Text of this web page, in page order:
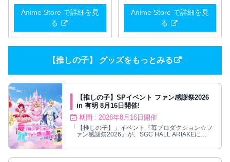
Anime Store で詳細を見
る
Anime Store で詳細を見
る
【推しの子】 グッズをもっとみる
【推しの子】SPイベント ファン感謝祭2026
in 有明 8月16日開催!
期間 : 2026年8月16日開催
「【推しの子】」イベント『苺プロダクション☆フ
ァン感謝祭2026』が、SGC HALL ARIAKEにて